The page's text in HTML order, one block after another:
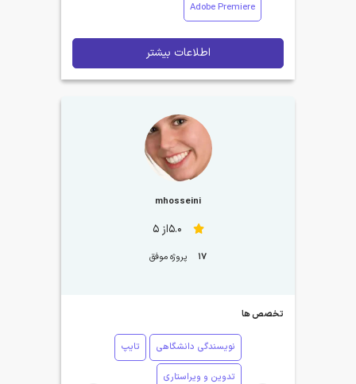
Adobe Premiere
اطلاعات بیشتر
mhosseini
5.0از 5
17 پروژه موفق
تخصص ها
نویسندگی دانشگاهی تایپ
تدوین و ویراستاری